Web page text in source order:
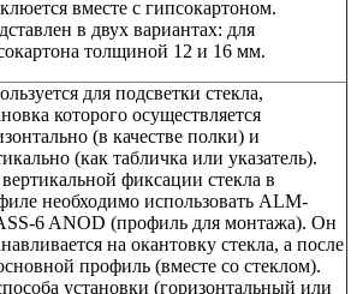
вместе с гипсокартоном.
в двух вариантах: для
толщиной 12 и 16 мм.
для подсветки стекла,
которого осуществляется
(в качестве полки) и
(как табличка или указатель).
фиксации стекла в
необходимо использовать ALM-
6 ANOD (профиль для монтажа). Он
на окантовку стекла, а после
профиль (вместе со стеклом).
установки (горизонтальный или